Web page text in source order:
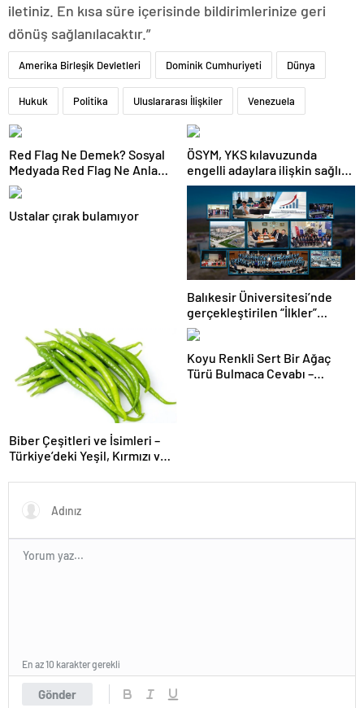
iletiniz. En kısa süre içerisinde bildirimlerinize geri
dönüş sağlanılacaktır.”
Amerika Birleşik Devletleri Dominik Cumhuriyeti Dünya
Hukuk Politika Uluslararası İlişkiler Venezuela
Red Flag Ne Demek? Sosyal
Medyada Red Flag Ne Anlama
Gelir?
ÖSYM, YKS kılavuzunda
engelli adaylara ilişkin sağlık
şartlarını güncelledi
Ustalar çırak bulamıyor
Balıkesir Üniversitesi’nde
gerçekleştirilen “İlkler”
üniversitenin geleceğini
şekillendiriyor
Biber Çeşitleri ve İsimleri –
Türkiye’deki Yeşil, Kırmızı ve
Koyu Renkli Sert Bir Ağaç
Türü Bulmaca Cevabı –
Gönder
En az 10 karakter gerekli